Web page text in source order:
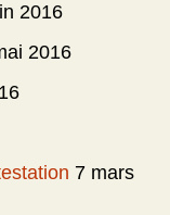
2016
2016
7 mars